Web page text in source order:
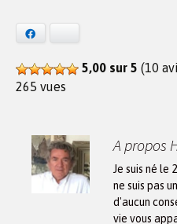
5,00 sur 5 (10
265 vues
A propos
Je suis né le
ne suis pas
d'aucun
vie vous